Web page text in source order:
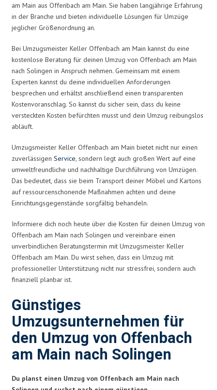
am Main aus Offenbach am Main. Sie haben langjährige Erfahrung
in der Branche und bieten individuelle Lösungen für Umzüge
jeglicher Größenordnung an.
Bei Umzugsmeister Keller Offenbach am Main kannst du eine
kostenlose Beratung für deinen Umzug von Offenbach am Main
nach Solingen in Anspruch nehmen. Gemeinsam mit einem
Experten kannst du deine individuellen Anforderungen
besprechen und erhältst anschließend einen transparenten
Kostenvoranschlag. So kannst du sicher sein, dass du keine
versteckten Kosten befürchten musst und dein Umzug reibungslos
abläuft.
Umzugsmeister Keller Offenbach am Main bietet nicht nur einen
zuverlässigen Service, sondern legt auch großen Wert auf eine
umweltfreundliche und nachhaltige Durchführung von Umzügen.
Das bedeutet, dass sie beim Transport deiner Möbel und Kartons
auf ressourcenschonende Maßnahmen achten und deine
Einrichtungsgegenstände sorgfältig behandeln.
Informiere dich noch heute über die Kosten für deinen Umzug von
Offenbach am Main nach Solingen und vereinbare einen
unverbindlichen Beratungstermin mit Umzugsmeister Keller
Offenbach am Main. Du wirst sehen, dass ein Umzug mit
professioneller Unterstützung nicht nur stressfrei, sondern auch
finanziell planbar ist.
Günstiges
Umzugsunternehmen für
den Umzug von Offenbach
am Main nach Solingen
Du planst einen Umzug von Offenbach am Main nach